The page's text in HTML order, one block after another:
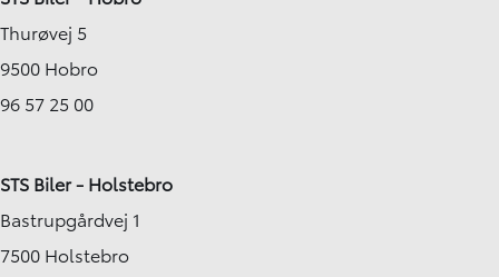
Thurøvej 5
9500 Hobro
96 57 25 00
STS Biler - Holstebro
Bastrupgårdvej 1
7500 Holstebro